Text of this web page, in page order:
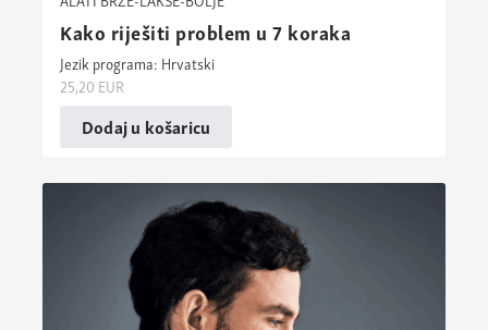
Kako riješiti problem u 7 koraka
Jezik programa: Hrvatski
25,20 EUR
Dodaj u košaricu